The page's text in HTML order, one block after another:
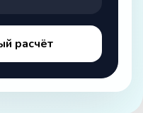
расчёт